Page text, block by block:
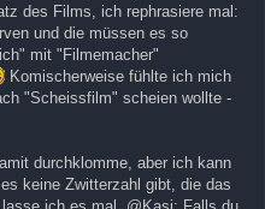
des Films, ich rephrasiere mal:
und die müssen es so
mit "Filmemacher"
Komischerweise fühlte ich mich
"Scheissfilm" scheien wollte -
durchklomme, aber ich kann
keine Zwitterzahl gibt, die das